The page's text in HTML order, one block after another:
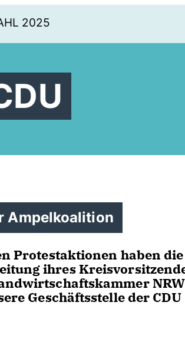
2025
Ampelkoalition
Protestaktionen haben die
ihres
NRW
Geschäftsstelle der CDU